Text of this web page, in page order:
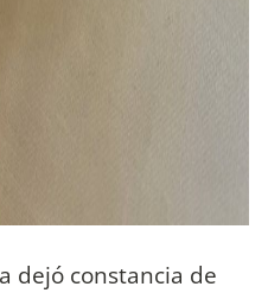
dejó constancia de